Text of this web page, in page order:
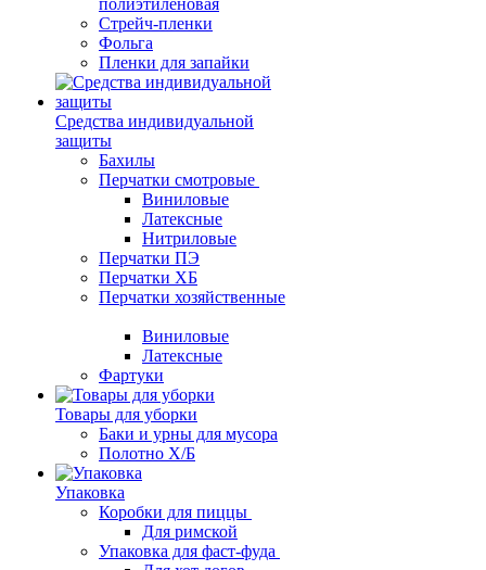
полиэтиленовая
Стрейч-пленки
Фольга
Пленки для запайки
Средства индивидуальной
защиты
Бахилы
Перчатки смотровые
Виниловые
Латексные
Нитриловые
Перчатки ПЭ
Перчатки ХБ
Перчатки хозяйственные
Виниловые
Латексные
Фартуки
Товары для уборки
Баки и урны для мусора
Полотно Х/Б
Упаковка
Коробки для пиццы
Для римской
Упаковка для фаст-фуда